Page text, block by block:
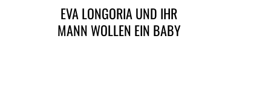
EVA LONGORIA UND IHR
MANN WOLLEN EIN BABY